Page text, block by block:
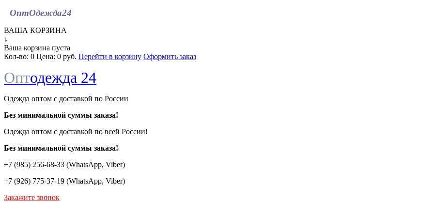
ОптОдежда24
ВАША КОРЗИНА
↓
Ваша корзина пуста
Кол-во: 0 Цена: 0 руб. Перейти в корзину Оформить заказ
Оптодежда 24
Одежда оптом с доставкой по России
Без минимальной суммы заказа!
Одежда оптом c доставкой по всей России!
Без минимальной суммы заказа!
+7 (985) 256-68-33 (WhatsApp, Viber)
+7 (926) 775-37-19 (WhatsApp, Viber)
Закажите звонок